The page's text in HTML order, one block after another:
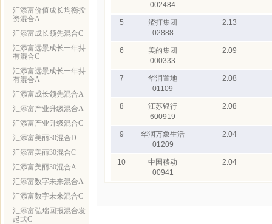
汇添富价值成长均衡投
资混合A
汇添富成长领先混合C
汇添富远景成长一年持
有混合C
汇添富远景成长一年持
有混合A
汇添富成长领先混合A
汇添富产业升级混合A
汇添富产业升级混合C
汇添富美丽30混合D
汇添富美丽30混合C
汇添富美丽30混合A
汇添富数字未来混合A
汇添富数字未来混合C
汇添富弘瑞回报混合发
起式C
002484
5
渣打集团
02888
2.13
6
美的集团
000333
2.09
7
华润置地
01109
2.08
8
江苏银行
600919
2.08
9
华润万象生活
01209
2.04
10
中国移动
00941
2.04